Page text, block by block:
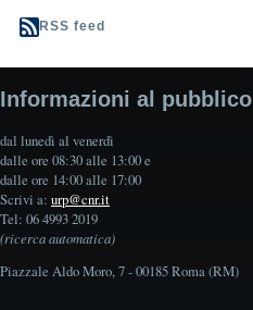
RSS feed
Informazioni al pubblico
dal lunedì al venerdì
dalle ore 08:30 alle 13:00 e
dalle ore 14:00 alle 17:00
Scrivi a: urp@cnr.it
Tel: 06 4993 2019
(ricerca automatica)
Piazzale Aldo Moro, 7 - 00185 Roma (RM)